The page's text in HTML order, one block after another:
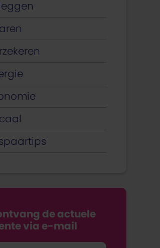
de actuele
via e-mail